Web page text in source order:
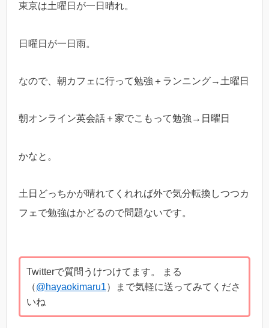
東京は土曜日が一日晴れ。
日曜日が一日雨。
なので、朝カフェに行って勉強＋ランニング→土曜日
朝オンライン英会話＋家でこもって勉強→日曜日
かなと。
土日どっちかが晴れてくれれば外で気分転換しつつカ
フェで勉強はかどるので問題ないです。
Twitterで質問うけつけてます。 まる
（@hayaokimaru1）まで気軽に送ってみてくださ
いね